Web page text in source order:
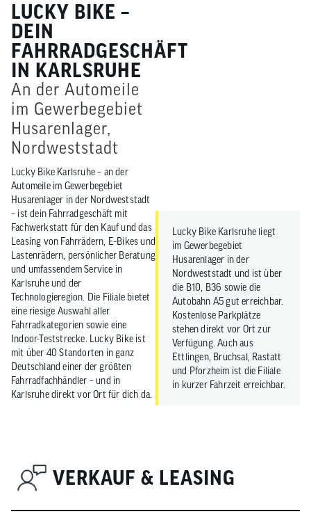
LUCKY BIKE –
DEIN
FAHRRADGESCHÄFT
IN KARLSRUHE
An der Automeile
im Gewerbegebiet
Husarenlager,
Nordweststadt
Lucky Bike Karlsruhe – an der
Automeile im Gewerbegebiet
Husarenlager in der Nordweststadt
– ist dein Fahrradgeschäft mit
Fachwerkstatt für den Kauf und das
Leasing von Fahrrädern, E-Bikes und
Lastenrädern, persönlicher Beratung
und umfassendem Service in
Karlsruhe und der
Technologieregion. Die Filiale bietet
eine riesige Auswahl aller
Fahrradkategorien sowie eine
Indoor-Teststrecke. Lucky Bike ist
mit über 40 Standorten in ganz
Deutschland einer der größten
Fahrradfachhändler – und in
Karlsruhe direkt vor Ort für dich da.
Lucky Bike Karlsruhe liegt
im Gewerbegebiet
Husarenlager in der
Nordweststadt und ist über
die B10, B36 sowie die
Autobahn A5 gut erreichbar.
Kostenlose Parkplätze
stehen direkt vor Ort zur
Verfügung. Auch aus
Ettlingen, Bruchsal, Rastatt
und Pforzheim ist die Filiale
in kurzer Fahrzeit erreichbar.
VERKAUF & LEASING